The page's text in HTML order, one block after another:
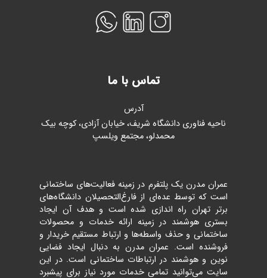
تماس با ما
آدرس
ناحیه فناوری دانشگاه شریف، خیابان آزادی، کوچه بیک
محمدلو، مجتمع ویلسپ
عمران مدرن یک پلتفرم در زمینه فعالیت‌های ساختمانی
است که توسط عده‌ای از فارغ‌التحصیلان دانشگاه‌های
برتر تهران راه اندازی شده است و هدف آن ایجاد
بستری هوشمند در زمینه ارائه خدمات و محصولات
ساختمانی و حذف واسطه‌ها و ارتباط مستقیم خریدار و
فروشنده است. عمران مدرن به دنبال ایجاد فضایی
نوین و هوشمند در ارتباطات ساختمانی است. در این
سایت می‌توانید تمامی خدمات مورد نیاز برای پیشبرد